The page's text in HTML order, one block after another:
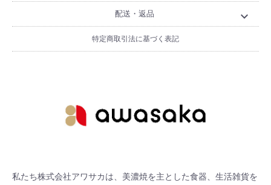
配送・返品 expand_more
特定商取引法に基づく表記
私たち株式会社アワサカは、美濃焼を主とした食器、生活雑貨を